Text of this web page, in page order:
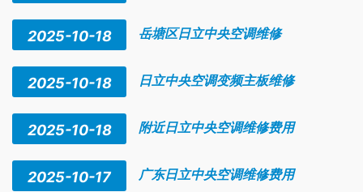
2025-10-18 岳塘区日立中央空调维修
2025-10-18 日立中央空调变频主板维修
2025-10-18 附近日立中央空调维修费用
2025-10-17 广东日立中央空调维修费用